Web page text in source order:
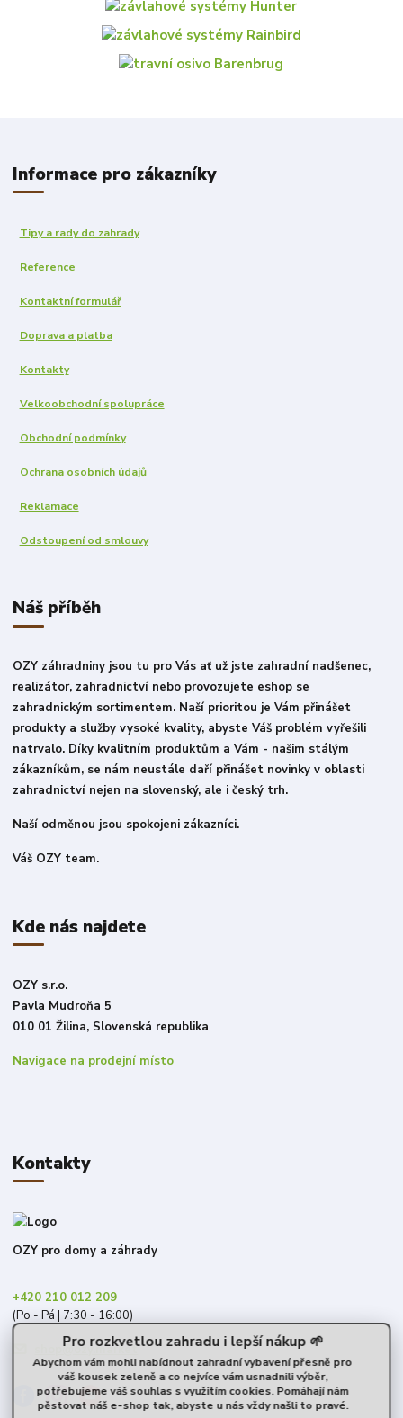
Informace pro zákazníky
Tipy a rady do zahrady
Reference
Kontaktní formulář
Doprava a platba
Kontakty
Velkoobchodní spolupráce
Obchodní podmínky
Ochrana osobních údajů
Reklamace
Odstoupení od smlouvy
Náš příběh
OZY záhradniny jsou tu pro Vás ať už jste zahradní nadšenec,
realizátor, zahradnictví nebo provozujete eshop se
zahradnickým sortimentem. Naší prioritou je Vám přinášet
produkty a služby vysoké kvality, abyste Váš problém vyřešili
natrvalo. Díky kvalitním produktům a Vám - našim stálým
zákazníkům, se nám neustále daří přinášet novinky v oblasti
zahradnictví nejen na slovenský, ale i český trh.
Naší odměnou jsou spokojeni zákazníci.
Váš OZY team.
Kde nás najdete
OZY s.r.o.
Pavla Mudroňa 5
010 01 Žilina, Slovenská republika
Navigace na prodejní místo
Kontakty
OZY pro domy a záhrady
+420 210 012 209
(Po - Pá | 7:30 - 16:00)
shop@ozy.market
Pro rozkvetlou zahradu i lepší nákup 🌱
Abychom vám mohli nabídnout zahradní vybavení přesně pro
váš kousek zeleně a co nejvíce vám usnadnili výběr,
potřebujeme váš souhlas s využitím cookies. Pomáhají nám
pěstovat náš e-shop tak, abyste u nás vždy našli to pravé.